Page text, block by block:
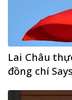
Lai Châu
đồng chí